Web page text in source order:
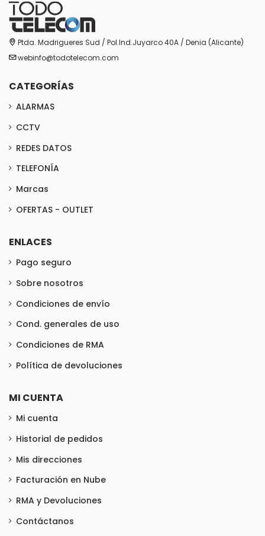
Ptda. Madrigueres Sud / Pol.Ind.Juyarco 40A / Denia (Alicante)
webinfo@todotelecom.com
CATEGORÍAS
ALARMAS
CCTV
REDES DATOS
TELEFONÍA
Marcas
OFERTAS - OUTLET
ENLACES
Pago seguro
Sobre nosotros
Condiciones de envío
Cond. generales de uso
Condiciones de RMA
Política de devoluciones
MI CUENTA
Mi cuenta
Historial de pedidos
Mis direcciones
Facturación en Nube
RMA y Devoluciones
Contáctanos